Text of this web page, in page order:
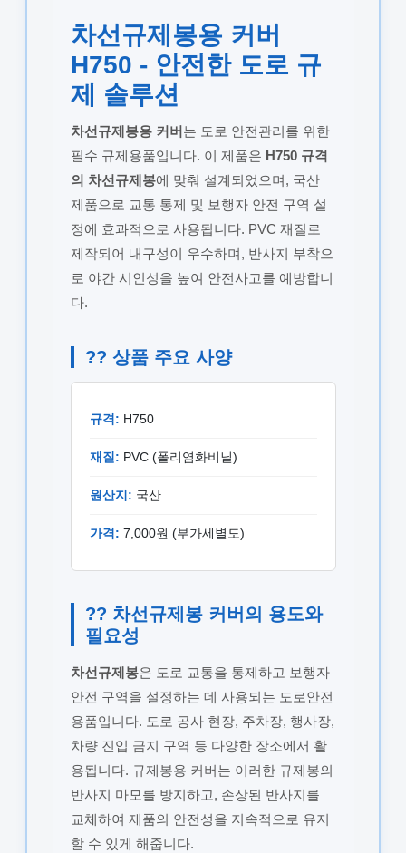
차선규제봉용 커버
H750 - 안전한 도로 규
제 솔루션
차선규제봉용 커버는 도로 안전관리를 위한
필수 규제용품입니다. 이 제품은 H750 규격
의 차선규제봉에 맞춰 설계되었으며, 국산
제품으로 교통 통제 및 보행자 안전 구역 설
정에 효과적으로 사용됩니다. PVC 재질로
제작되어 내구성이 우수하며, 반사지 부착으
로 야간 시인성을 높여 안전사고를 예방합니
다.
?? 상품 주요 사양
규격: H750
재질: PVC (폴리염화비닐)
원산지: 국산
가격: 7,000원 (부가세별도)
?? 차선규제봉 커버의 용도와
필요성
차선규제봉은 도로 교통을 통제하고 보행자
안전 구역을 설정하는 데 사용되는 도로안전
용품입니다. 도로 공사 현장, 주차장, 행사장,
차량 진입 금지 구역 등 다양한 장소에서 활
용됩니다. 규제봉용 커버는 이러한 규제봉의
반사지 마모를 방지하고, 손상된 반사지를
교체하여 제품의 안전성을 지속적으로 유지
할 수 있게 해줍니다.